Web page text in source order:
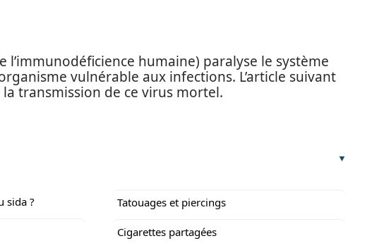
l’immunodéficience humaine) paralyse le système
vulnérable aux infections. L’article suivant
transmission de ce virus mortel.
sida ? Tatouages et piercings
Cigarettes partagées